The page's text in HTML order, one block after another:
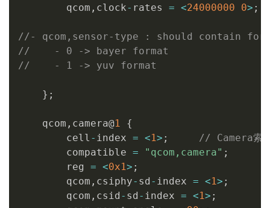
        qcom
, clock- rates = <24000000 0> ;
//- qcom,sensor-type : should contain
//    - 0 -> bayer format
//    - 1 -> yuv format
} ;
    qcom
, camera@1
{
        cell
- index = <1> ;
// Camera索引
        compatible
= "qcom,camera" ;
        reg
= <0x1> ;
        qcom
, csiphy- sd- index = <1> ;
        qcom
, csid- sd- index = <1> ;